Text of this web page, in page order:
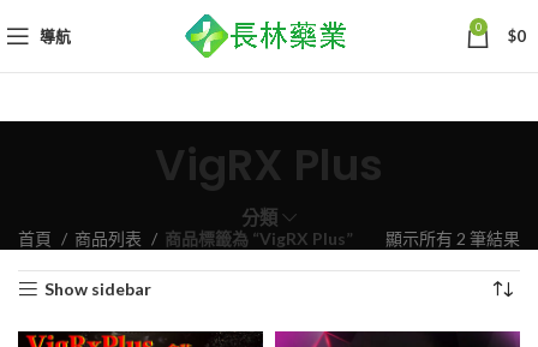
導航 0 $0
VigRX Plus
分類
首頁 商品列表 商品標籤為 “VigRX Plus” 顯示所有 2 筆結果
排
Show sidebar